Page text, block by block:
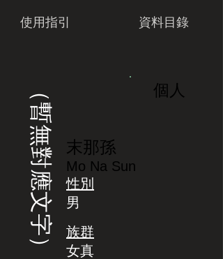
使用指引 資料目錄
（暫無對應文字） 個人
末那孫
Mo Na Sun
性別
男
族群
女真